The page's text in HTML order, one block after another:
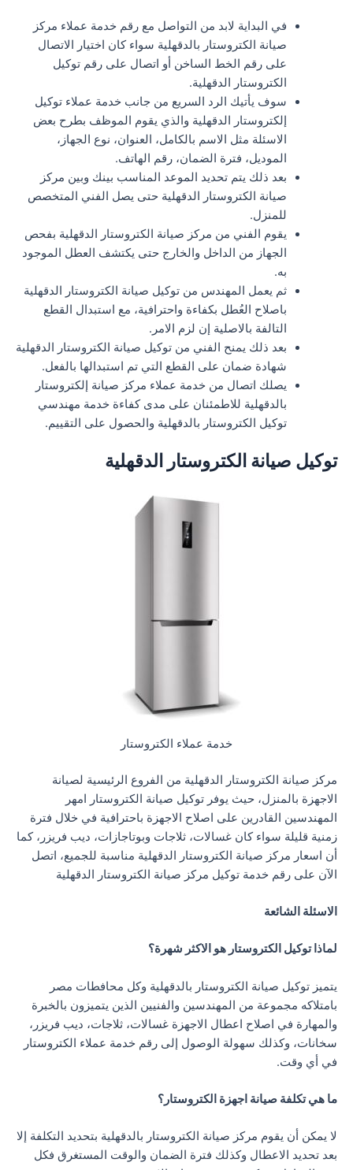
في البداية لابد من التواصل مع رقم خدمة عملاء مركز
صيانة الكتروستار بالدقهلية سواء كان اختيار الاتصال
على رقم الخط الساخن أو اتصال على رقم توكيل
الكتروستار الدقهلية.
سوف يأتيك الرد السريع من جانب خدمة عملاء توكيل
إلكتروستار الدقهلية والذي يقوم الموظف بطرح بعض
الاسئلة مثل الاسم بالكامل، العنوان، نوع الجهاز،
الموديل، فترة الضمان، رقم الهاتف.
بعد ذلك يتم تحديد الموعد المناسب بينك وبين مركز
صيانة الكتروستار الدقهلية حتى يصل الفني المتخصص
للمنزل.
يقوم الفني من مركز صيانة الكتروستار الدقهلية بفحص
الجهاز من الداخل والخارج حتى يكتشف العطل الموجود
به.
ثم يعمل المهندس من توكيل صيانة الكتروستار الدقهلية
باصلاح العُطل بكفاءة واحترافية، مع استبدال القطع
التالفة بالاصلية إن لزم الامر.
بعد ذلك يمنح الفني من توكيل صيانة الكتروستار الدقهلية
شهادة ضمان على القطع التي تم استبدالها بالفعل.
يصلك اتصال من خدمة عملاء مركز صيانة إلكتروستار
بالدقهلية للاطمئنان على مدى كفاءة خدمة مهندسي
توكيل الكتروستار بالدقهلية والحصول على التقييم.
توكيل صيانة الكتروستار الدقهلية
خدمة عملاء الكتروستار
مركز صيانة الكتروستار الدقهلية من الفروع الرئيسية لصيانة
الاجهزة بالمنزل، حيث يوفر توكيل صيانة الكتروستار امهر
المهندسين القادرين على اصلاح الاجهزة باحترافية في خلال فترة
زمنية قليلة سواء كان غسالات، ثلاجات وبوتاجازات، ديب فريزر، كما
أن اسعار مركز صيانة الكتروستار الدقهلية مناسبة للجميع، اتصل
الآن على رقم خدمة توكيل مركز صيانة الكتروستار الدقهلية
الاسئلة الشائعة
لماذا توكيل الكتروستار هو الاكثر شهرة؟
يتميز توكيل صيانة الكتروستار بالدقهلية وكل محافطات مصر
بامتلاكه مجموعة من المهندسين والفنيين الذين يتميزون بالخبرة
والمهارة في اصلاح اعطال الاجهزة غسالات، ثلاجات، ديب فريزر،
سخانات، وكذلك سهولة الوصول إلى رقم خدمة عملاء الكتروستار
في أي وقت.
ما هي تكلفة صيانة اجهزة الكتروستار؟
لا يمكن أن يقوم مركز صيانة الكتروستار بالدقهلية بتحديد التكلفة إلا
بعد تحديد الاعطال وكذلك فترة الضمان والوقت المستغرق فكل